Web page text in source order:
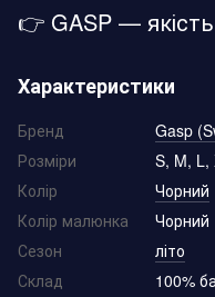
👉 GASP —
Характеристики
Бренд
Gasp
Розміри
S, M, L,
Колір
Чорний
Колір малюнка
Чорний
Сезон
літо
Склад
100%